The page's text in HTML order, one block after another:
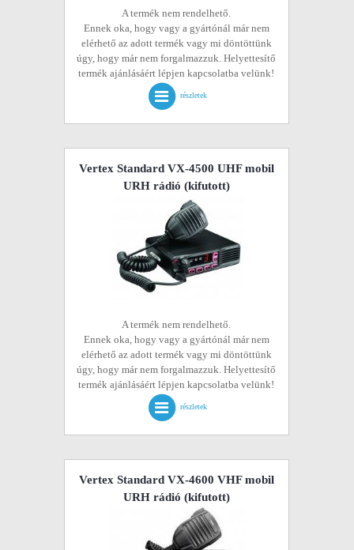
A termék nem rendelhető.
Ennek oka, hogy vagy a gyártónál már nem
elérhető az adott termék vagy mi döntöttünk
úgy, hogy már nem forgalmazzuk. Helyettesítő
termék ajánlásáért lépjen kapcsolatba velünk!
részletek
Vertex Standard VX-4500 UHF mobil
URH rádió (kifutott)
A termék nem rendelhető.
Ennek oka, hogy vagy a gyártónál már nem
elérhető az adott termék vagy mi döntöttünk
úgy, hogy már nem forgalmazzuk. Helyettesítő
termék ajánlásáért lépjen kapcsolatba velünk!
részletek
Vertex Standard VX-4600 VHF mobil
URH rádió (kifutott)